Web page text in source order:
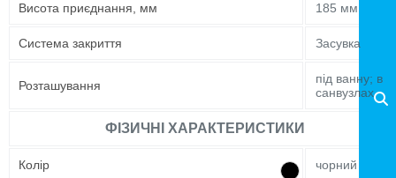
Висота приєднання, мм 185 мм
Система закриття Засувка
Розташування
під ванну; в
санвузлах
ФІЗИЧНІ ХАРАКТЕРИСТИКИ
Колір чорний